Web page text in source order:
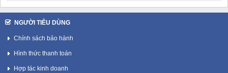
NGƯỜI TIÊU DÙNG
Chính sách bảo hành
Hình thức thanh toán
Hợp tác kinh doanh